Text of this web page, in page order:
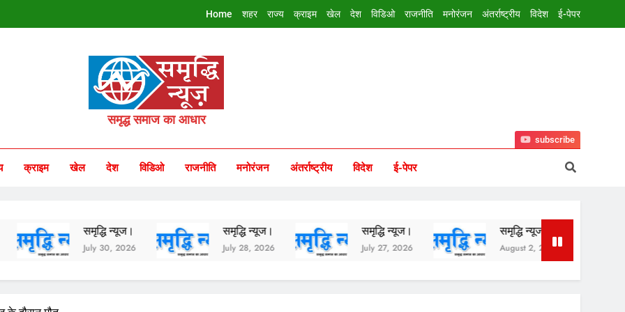
Home शहर राज्य क्राइम खेल देश विडिओ राजनीति मनोरंजन अंतर्राष्ट्रीय विदेश ई-पेपर
Samachar
समृद्ध समाज का आधार
क्राइम खेल देश विडिओ राजनीति मनोरंजन अंतर्राष्ट्रीय विदेश ई-पेपर
subscribe
समृद्धि न्यूज।
July 30, 2026
समृद्धि न्यूज।
July 28, 2026
समृद्धि न्यूज।
July 27, 2026
समृद्धि न्यूज।
August 2, 2026